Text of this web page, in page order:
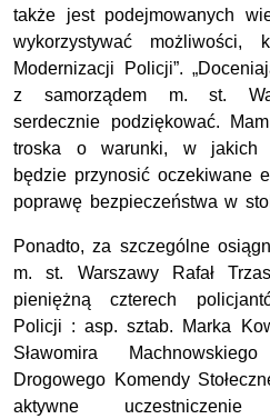
także jest podejmowanych
wykorzystywać możliwości,
Modernizacji Policji”.
z samorządem m. st.
serdecznie podziękować.
troska o warunki, w jakich
będzie przynosić oczekiwane
poprawę bezpieczeństwa w
Ponadto, za szczególne
m. st. Warszawy Rafał
pieniężną czterech
Policji : asp. sztab. Marka
Sławomira
Drogowego Komendy
aktywne